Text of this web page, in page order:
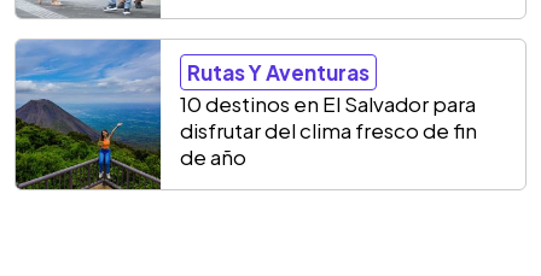
Rutas Y Aventuras
10 destinos en El Salvador para
disfrutar del clima fresco de fin
de año